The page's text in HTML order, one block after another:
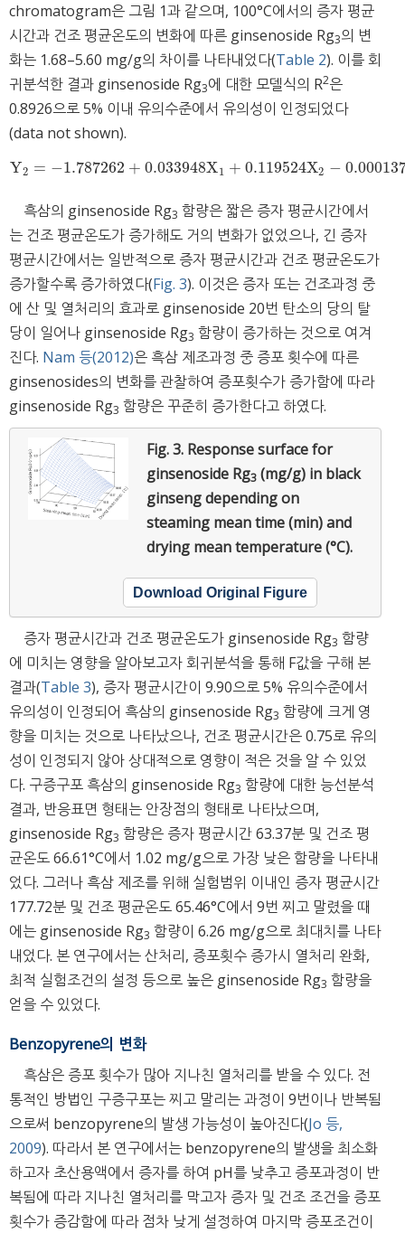
chromatogram은 그림 1과 같으며, 100°C에서의 증자 평균
시간과 건조 평균온도의 변화에 따른 ginsenoside Rg3의 변
화는 1.68–5.60 mg/g의 차이를 나타내었다(Table 2). 이를 회
귀분석한 결과 ginsenoside Rg3에 대한 모델식의 R2은
0.8926으로 5% 이내 유의수준에서 유의성이 인정되었다
(data not shown).
Y2 = −1.787262 + 0.033948X1 + 0.119524X2 −
Y2=−1.787262+0.033948X 1+0.119524X2 −0.000137X1
흑삼의 ginsenoside Rg3 함량은 짧은 증자 평균시간에서
는 건조 평균온도가 증가해도 거의 변화가 없었으나, 긴 증자
평균시간에서는 일반적으로 증자 평균시간과 건조 평균온도가
증가할수록 증가하였다(Fig. 3). 이것은 증자 또는 건조과정 중
에 산 및 열처리의 효과로 ginsenoside 20번 탄소의 당의 탈
당이 일어나 ginsenoside Rg3 함량이 증가하는 것으로 여겨
진다. Nam 등(2012)은 흑삼 제조과정 중 증포 횟수에 따른
ginsenosides의 변화를 관찰하여 증포횟수가 증가함에 따라
ginsenoside Rg3 함량은 꾸준히 증가한다고 하였다.
Fig. 3. Response surface for
ginsenoside Rg3 (mg/g) in black
ginseng depending on
steaming mean time (min) and
drying mean temperature (°C).
Download Original Figure
증자 평균시간과 건조 평균온도가 ginsenoside Rg3 함량
에 미치는 영향을 알아보고자 회귀분석을 통해 F값을 구해 본
결과(Table 3), 증자 평균시간이 9.90으로 5% 유의수준에서
유의성이 인정되어 흑삼의 ginsenoside Rg3 함량에 크게 영
향을 미치는 것으로 나타났으나, 건조 평균시간은 0.75로 유의
성이 인정되지 않아 상대적으로 영향이 적은 것을 알 수 있었
다. 구증구포 흑삼의 ginsenoside Rg3 함량에 대한 능선분석
결과, 반응표면 형태는 안장점의 형태로 나타났으며,
ginsenoside Rg3 함량은 증자 평균시간 63.37분 및 건조 평
균온도 66.61°C에서 1.02 mg/g으로 가장 낮은 함량을 나타내
었다. 그러나 흑삼 제조를 위해 실험범위 이내인 증자 평균시간
177.72분 및 건조 평균온도 65.46°C에서 9번 찌고 말렸을 때
에는 ginsenoside Rg3 함량이 6.26 mg/g으로 최대치를 나타
내었다. 본 연구에서는 산처리, 증포횟수 증가시 열처리 완화,
최적 실험조건의 설정 등으로 높은 ginsenoside Rg3 함량을
얻을 수 있었다.
Benzopyrene의 변화
흑삼은 증포 횟수가 많아 지나친 열처리를 받을 수 있다. 전
통적인 방법인 구증구포는 찌고 말리는 과정이 9번이나 반복됨
으로써 benzopyrene의 발생 가능성이 높아진다(Jo 등,
2009). 따라서 본 연구에서는 benzopyrene의 발생을 최소화
하고자 초산용액에서 증자를 하여 pH를 낮추고 증포과정이 반
복됨에 따라 지나친 열처리를 막고자 증자 및 건조 조건을 증포
횟수가 증감함에 따라 점차 낮게 설정하여 마지막 증포조건이